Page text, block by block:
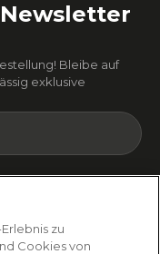
Bleibe auf
exklusive
Indem du fortfährst, stimmst
zuzu
Cookies von